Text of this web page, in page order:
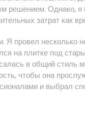
решением. Однако,
затрат как
Я провел несколько
на плитке под
в общий стиль
чтобы она
и выбрал